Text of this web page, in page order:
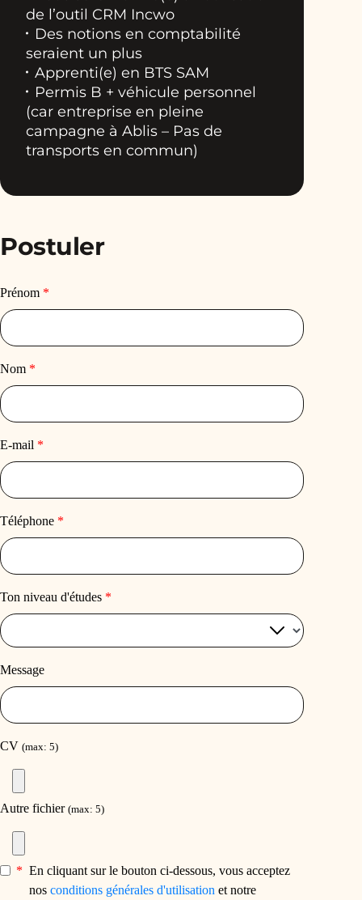
de l’outil CRM Incwo
Des notions en comptabilité
seraient un plus
Apprenti(e) en BTS SAM
Permis B + véhicule personnel
(car entreprise en pleine
campagne à Ablis – Pas de
transports en commun)
Postuler